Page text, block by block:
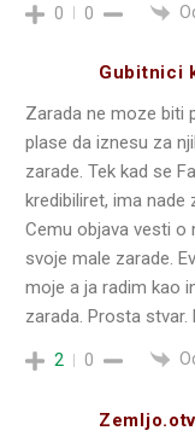
0 0
Gubitnici
Zarada ne moze biti
plase da iznesu za
zarade. Tek kad se
kredibiliret, ima nade
Cemu objava vesti o
svoje male zarade.
moje a ja radim kao
zarada. Prosta
2 0